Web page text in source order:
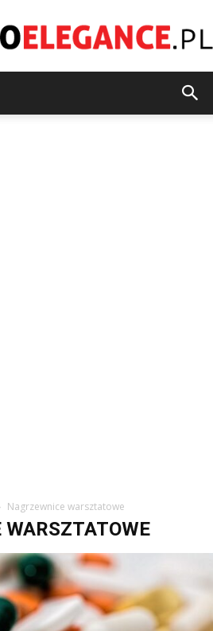
Nagrzewnice warsztatowe
WARSZTATOWE